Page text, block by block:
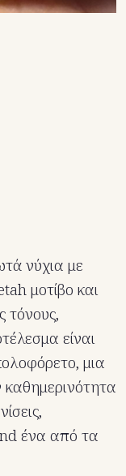
νύχια με
μοτίβο και
τόνους,
είναι
μια
ένα από τα